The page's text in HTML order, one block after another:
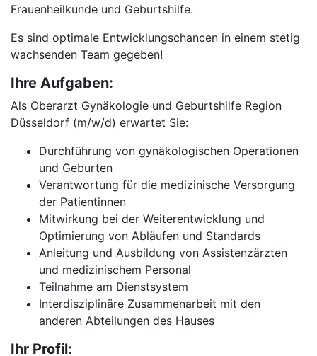
Frauenheilkunde und Geburtshilfe.
Es sind optimale Entwicklungschancen in einem stetig
wachsenden Team gegeben!
Ihre Aufgaben:
Als Oberarzt Gynäkologie und Geburtshilfe Region
Düsseldorf (m/w/d) erwartet Sie:
Durchführung von gynäkologischen Operationen
und Geburten
Verantwortung für die medizinische Versorgung
der Patientinnen
Mitwirkung bei der Weiterentwicklung und
Optimierung von Abläufen und Standards
Anleitung und Ausbildung von Assistenzärzten
und medizinischem Personal
Teilnahme am Dienstsystem
Interdisziplinäre Zusammenarbeit mit den
anderen Abteilungen des Hauses
Ihr Profil: